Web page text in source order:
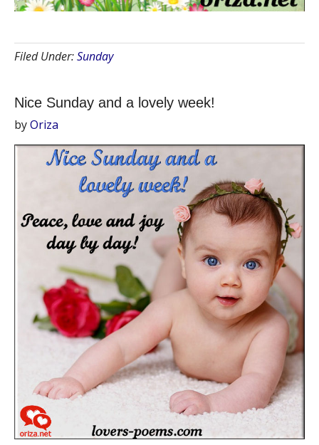
Filed Under:Sunday
Nice Sunday and a lovely week!
byOriza